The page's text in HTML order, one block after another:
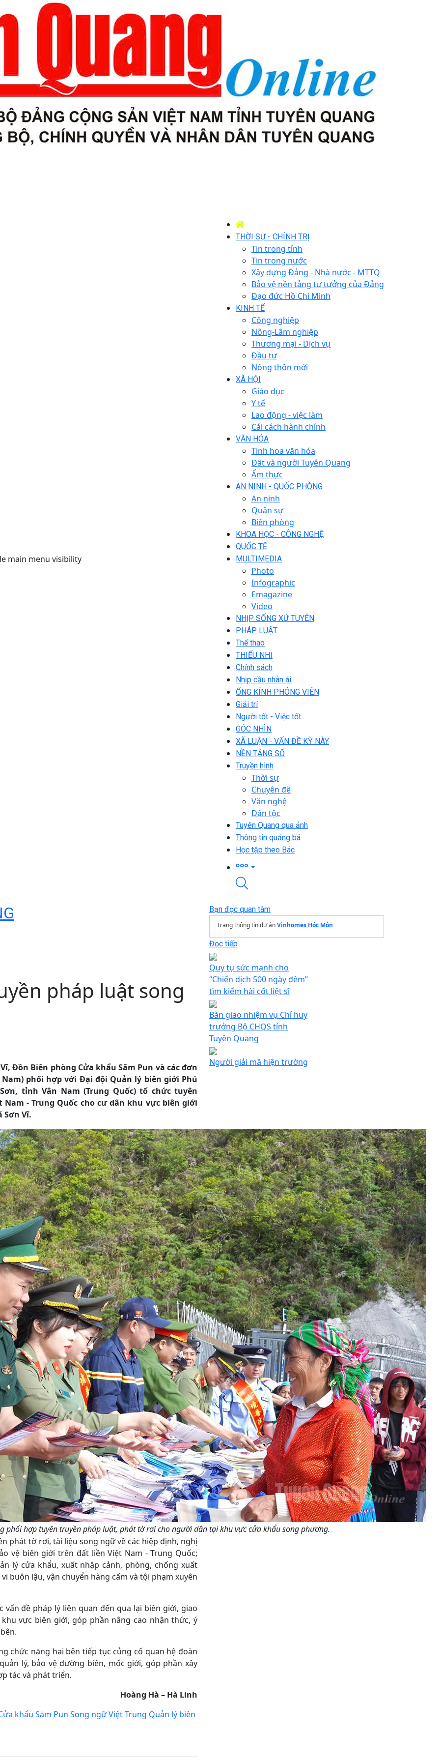
main menu visibility
THỜI SỰ - CHÍNH TRỊ
Tin trong tỉnh
Tin trong nước
Xây dựng Đảng - Nhà nước - MTTQ
Bảo vệ nền tảng tư tưởng của Đảng
Đạo đức Hồ Chí Minh
KINH TẾ
Công nghiệp
Nông-Lâm nghiệp
Thương mại - Dịch vụ
Đầu tư
Nông thôn mới
XÃ HỘI
Giáo dục
Y tế
Lao động - việc làm
Cải cách hành chính
VĂN HÓA
Tinh hoa văn hóa
Đất và người Tuyên Quang
Ẩm thực
AN NINH - QUỐC PHÒNG
An ninh
Quân sự
Biên phòng
KHOA HỌC - CÔNG NGHỆ
QUỐC TẾ
MULTIMEDIA
Photo
Infographic
Emagazine
Video
NHỊP SỐNG XỨ TUYÊN
PHÁP LUẬT
Thể thao
THIẾU NHI
Chính sách
Nhịp cầu nhân ái
ỐNG KÍNH PHÓNG VIÊN
Giải trí
Người tốt - Việc tốt
GÓC NHÌN
XÃ LUẬN - VẤN ĐỀ KỲ NÀY
NỀN TẢNG SỐ
Truyền hình
Thời sự
Chuyên đề
Văn nghệ
Dân tộc
Tuyên Quang qua ảnh
Thông tin quảng bá
Học tập theo Bác
pháp luật song
Đồn Biên phòng Cửa khẩu Săm Pun và các đơn
phối hợp với Đại đội Quản lý biên giới Phú
tỉnh Vân Nam (Trung Quốc) tổ chức tuyên
- Trung Quốc cho cư dân khu vực biên giới
Sơn Vĩ.
phối hợp tuyên truyền pháp luật, phát tờ rơi cho người dân tại khu vực cửa khẩu song phương.
phát tờ rơi, tài liệu song ngữ về các hiệp định, nghị
vệ biên giới trên đất liền Việt Nam - Trung Quốc;
lý cửa khẩu, xuất nhập cảnh, phòng, chống xuất
buôn lậu, vận chuyển hàng cấm và tội phạm xuyên
đề pháp lý liên quan đến qua lại biên giới, giao
vực biên giới, góp phần nâng cao nhận thức, ý
chức năng hai bên tiếp tục củng cố quan hệ đoàn
lý, bảo vệ đường biên, mốc giới, góp phần xây
tác và phát triển.
Hoàng Hà – Hà Linh
khẩu Săm Pun Song ngữ Việt Trung Quản lý biên
Bạn đọc quan tâm
Trang thông tin dự ánVinhomes Hóc Môn
Đọc tiếp
Quy tụ sức mạnh cho
“Chiến dịch 500 ngày đêm”
tìm kiếm hài cốt liệt sĩ
Bàn giao nhiệm vụ Chỉ huy
trưởng Bộ CHQS tỉnh
Tuyên Quang
Người giải mã hiện trường